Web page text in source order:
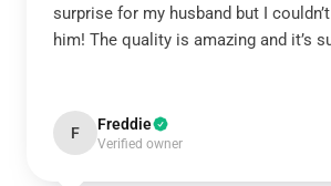
surprise for my husband but I
him! The quality is amazing and it’s
F Freddie
Verified owner